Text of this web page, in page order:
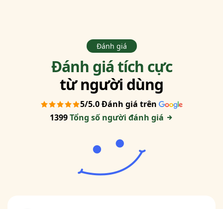
Đánh giá
Đánh giá tích cực
từ người dùng
5/5.0 Đánh giá trên
1399Tổng số người đánh giá